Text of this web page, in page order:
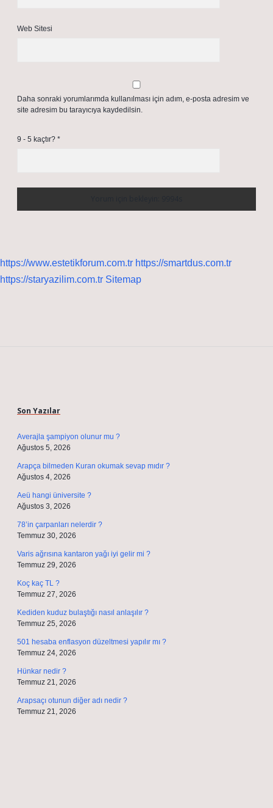
Web Sitesi
Daha sonraki yorumlarımda kullanılması için adım, e-posta adresim ve
site adresim bu tarayıcıya kaydedilsin.
9 - 5 kaçtır? *
https://www.estetikforum.com.tr https://smartdus.com.tr
https://staryazilim.com.tr Sitemap
Son Yazılar
Averajla şampiyon olunur mu ?
Ağustos 5, 2026
Arapça bilmeden Kuran okumak sevap mıdır ?
Ağustos 4, 2026
Aeü hangi üniversite ?
Ağustos 3, 2026
78’in çarpanları nelerdir ?
Temmuz 30, 2026
Varis ağrısına kantaron yağı iyi gelir mi ?
Temmuz 29, 2026
Koç kaç TL ?
Temmuz 27, 2026
Kediden kuduz bulaştığı nasıl anlaşılır ?
Temmuz 25, 2026
501 hesaba enflasyon düzeltmesi yapılır mı ?
Temmuz 24, 2026
Hünkar nedir ?
Temmuz 21, 2026
Arapsaçı otunun diğer adı nedir ?
Temmuz 21, 2026